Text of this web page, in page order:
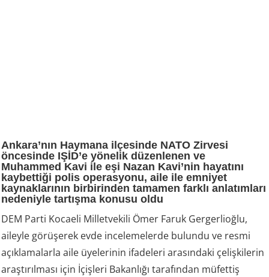
Ankara’nın Haymana ilçesinde NATO Zirvesi
öncesinde IŞİD’e yönelik düzenlenen ve
Muhammed Kavi ile eşi Nazan Kavi’nin hayatını
kaybettiği polis operasyonu, aile ile emniyet
kaynaklarının birbirinden tamamen farklı anlatımları
nedeniyle tartışma konusu oldu
DEM Parti Kocaeli Milletvekili Ömer Faruk Gergerlioğlu,
aileyle görüşerek evde incelemelerde bulundu ve resmi
açıklamalarla aile üyelerinin ifadeleri arasındaki çelişkilerin
araştırılması için İçişleri Bakanlığı tarafından müfettiş